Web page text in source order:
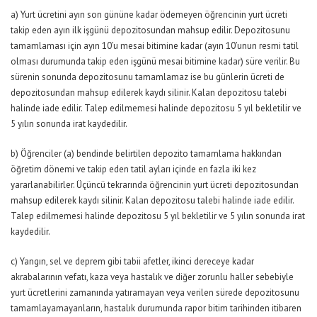
a) Yurt ücretini ayın son gününe kadar ödemeyen öğrencinin yurt ücreti
takip eden ayın ilk işgünü depozitosundan mahsup edilir. Depozitosunu
tamamlaması için ayın 10’u mesai bitimine kadar (ayın 10’unun resmi tatil
olması durumunda takip eden işgünü mesai bitimine kadar) süre verilir. Bu
sürenin sonunda depozitosunu tamamlamaz ise bu günlerin ücreti de
depozitosundan mahsup edilerek kaydı silinir. Kalan depozitosu talebi
halinde iade edilir. Talep edilmemesi halinde depozitosu 5 yıl bekletilir ve
5 yılın sonunda irat kaydedilir.
b) Öğrenciler (a) bendinde belirtilen depozito tamamlama hakkından
öğretim dönemi ve takip eden tatil ayları içinde en fazla iki kez
yararlanabilirler. Üçüncü tekrarında öğrencinin yurt ücreti depozitosundan
mahsup edilerek kaydı silinir. Kalan depozitosu talebi halinde iade edilir.
Talep edilmemesi halinde depozitosu 5 yıl bekletilir ve 5 yılın sonunda irat
kaydedilir.
c) Yangın, sel ve deprem gibi tabii afetler, ikinci dereceye kadar
akrabalarının vefatı, kaza veya hastalık ve diğer zorunlu haller sebebiyle
yurt ücretlerini zamanında yatıramayan veya verilen sürede depozitosunu
tamamlayamayanların, hastalık durumunda rapor bitim tarihinden itibaren